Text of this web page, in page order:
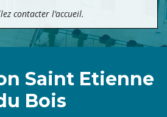
contacter l’accueil.
Saint Etienne
Bois